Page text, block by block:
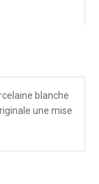
blanche
une mise